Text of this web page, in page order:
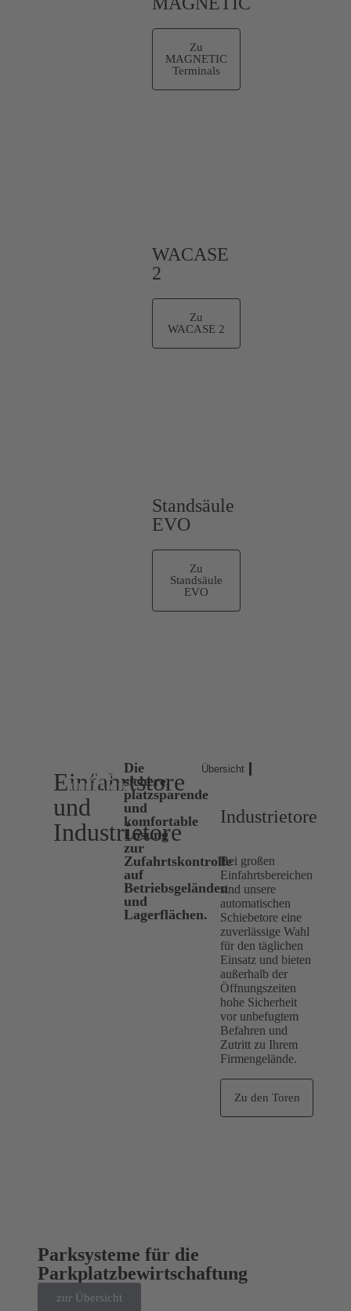
Zu
MAGNETIC
Terminals
WACASE
2
Zu
WACASE 2
Standsäule
EVO
Zu
Standsäule
EVO
Einfahrtstore
und
Industrietore
ZUR
ÜBERSICHT
Die
sichere,
platzsparende
und
komfortable
Lösung
zur
Zufahrtskontrolle
auf
Betriebsgeländen
und
Lagerflächen.
Übersicht
Industrietore
Bei großen
Einfahrtsbereichen
sind unsere
automatischen
Schiebetore eine
zuverlässige Wahl
für den täglichen
Einsatz und bieten
außerhalb der
Öffnungszeiten
hohe Sicherheit
vor unbefugtem
Befahren und
Zutritt zu Ihrem
Firmengelände.
Zu den Toren
Parksysteme für die
Parkplatzbewirtschaftung
zur Übersicht